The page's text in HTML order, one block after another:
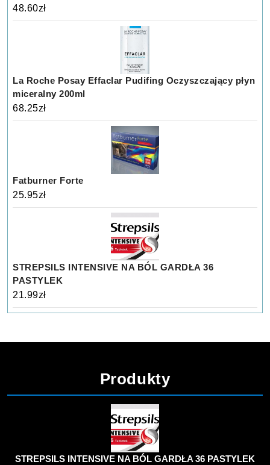
48.60zł
La Roche Posay Effaclar Pudifing Oczyszczający płyn
miceralny 200ml
68.25zł
Fatburner Forte
25.95zł
STREPSILS INTENSIVE NA BÓL GARDŁA 36
PASTYLEK
21.99zł
Produkty
STREPSILS INTENSIVE NA BÓL GARDŁA 36 PASTYLEK